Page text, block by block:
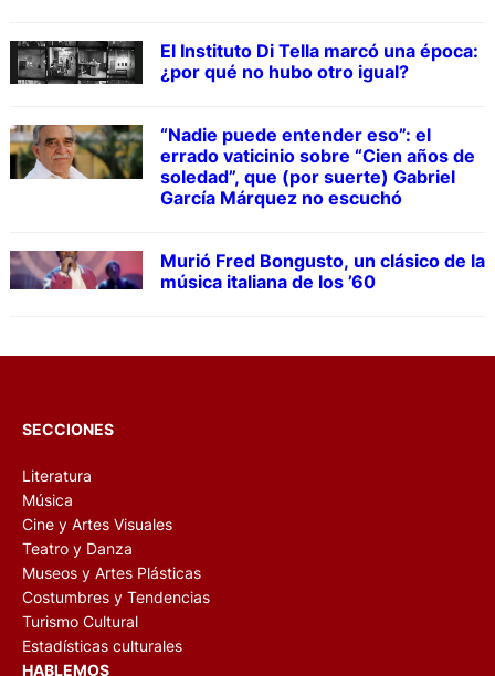
El Instituto Di Tella marcó una época:
¿por qué no hubo otro igual?
“Nadie puede entender eso”: el
errado vaticinio sobre “Cien años de
soledad”, que (por suerte) Gabriel
García Márquez no escuchó
Murió Fred Bongusto, un clásico de la
música italiana de los ’60
SECCIONES
Literatura
Música
Cine y Artes Visuales
Teatro y Danza
Museos y Artes Plásticas
Costumbres y Tendencias
Turismo Cultural
Estadísticas culturales
HABLEMOS